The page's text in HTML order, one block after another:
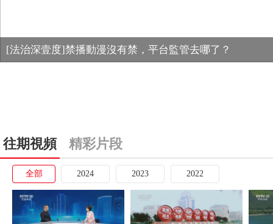
[法治深壹度]禁播動漫沒有禁，平台監管去哪了？
往期視頻 精彩片段
全部 2024 2023 2022